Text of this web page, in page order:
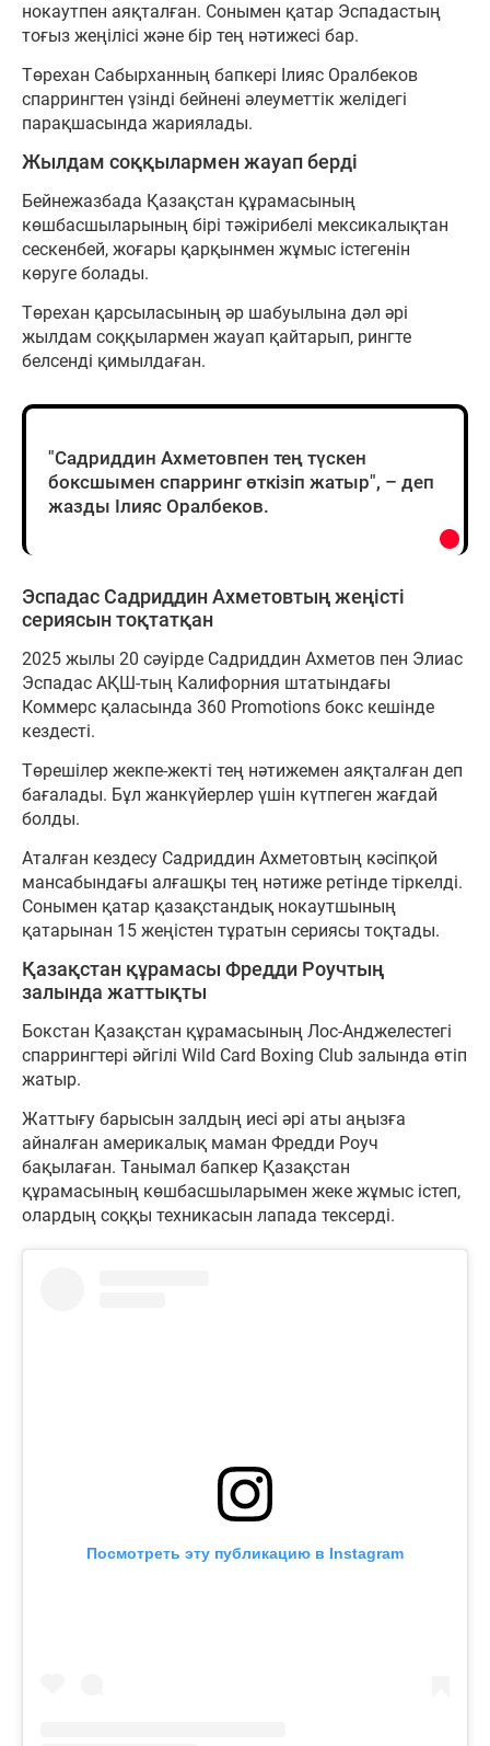
нокаутпен аяқталған. Сонымен қатар Эспадастың
тоғыз жеңілісі және бір тең нәтижесі бар.
Төрехан Сабырханның бапкері Ілияс Оралбеков
спаррингтен үзінді бейнені әлеуметтік желідегі
парақшасында жариялады.
Жылдам соққылармен жауап берді
Бейнежазбада Қазақстан құрамасының
көшбасшыларының бірі тәжірибелі мексикалықтан
сескенбей, жоғары қарқынмен жұмыс істегенін
көруге болады.
Төрехан қарсыласының әр шабуылына дәл әрі
жылдам соққылармен жауап қайтарып, рингте
белсенді қимылдаған.
"Садриддин Ахметовпен тең түскен
боксшымен спарринг өткізіп жатыр", – деп
жазды Ілияс Оралбеков.
Эспадас Садриддин Ахметовтың жеңісті
сериясын тоқтатқан
2025 жылы 20 сәуірде Садриддин Ахметов пен Элиас
Эспадас АҚШ-тың Калифорния штатындағы
Коммерс қаласында 360 Promotions бокс кешінде
кездесті.
Төрешілер жекпе-жекті тең нәтижемен аяқталған деп
бағалады. Бұл жанкүйерлер үшін күтпеген жағдай
болды.
Аталған кездесу Садриддин Ахметовтың кәсіпқой
мансабындағы алғашқы тең нәтиже ретінде тіркелді.
Сонымен қатар қазақстандық нокаутшының
қатарынан 15 жеңістен тұратын сериясы тоқтады.
Қазақстан құрамасы Фредди Роучтың
залында жаттықты
Бокстан Қазақстан құрамасының Лос-Анджелестегі
спаррингтері әйгілі Wild Card Boxing Club залында өтіп
жатыр.
Жаттығу барысын залдың иесі әрі аты аңызға
айналған америкалық маман Фредди Роуч
бақылаған. Танымал бапкер Қазақстан
құрамасының көшбасшыларымен жеке жұмыс істеп,
олардың соққы техникасын лапада тексерді.
Посмотреть эту публикацию в Instagram